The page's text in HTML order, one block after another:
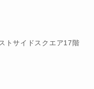
トサイドスクエア17階